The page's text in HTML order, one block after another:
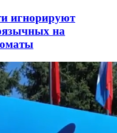
игнорируют
на